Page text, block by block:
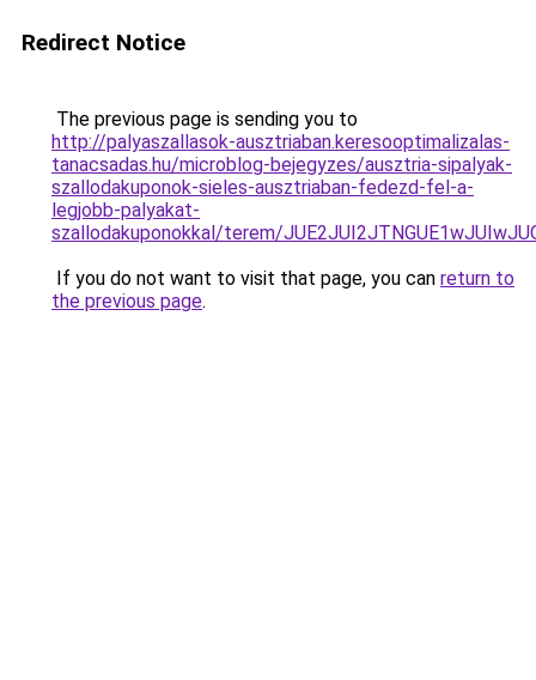
Redirect Notice
The previous page is sending you to
http://palyaszallasok-ausztriaban.keresooptimalizalas-
tanacsadas.hu/microblog-bejegyzes/ausztria-sipalyak-
szallodakuponok-sieles-ausztriaban-fedezd-fel-a-
legjobb-palyakat-
szallodakuponokkal/terem/
If you do not want to visit that page, you can return to
the previous page.